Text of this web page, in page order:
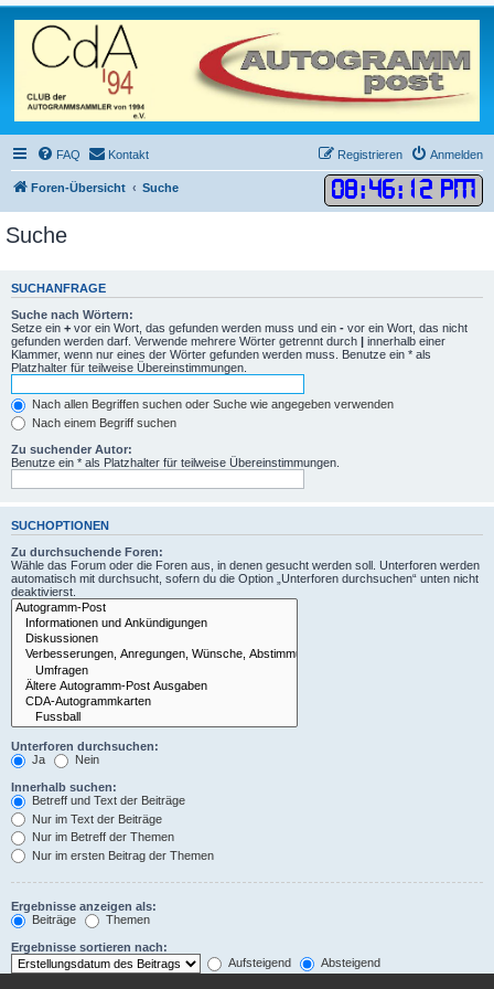
FAQ Kontakt Anmelden
Registrieren
Foren-Übersicht Suche 08:46: 12 PM
Suche
SUCHANFRAGE
Suche nach Wörtern:
Setze ein + vor ein Wort, das gefunden werden muss und ein - vor ein Wort, das nicht
gefunden werden darf. Verwende mehrere Wörter getrennt durch | innerhalb einer
Klammer, wenn nur eines der Wörter gefunden werden muss. Benutze ein * als
Platzhalter für teilweise Übereinstimmungen.
Nach allen Begriffen suchen oder Suche wie angegeben verwenden
Nach einem Begriff suchen
Zu suchender Autor:
Benutze ein * als Platzhalter für teilweise Übereinstimmungen.
SUCHOPTIONEN
Zu durchsuchende Foren:
Wähle das Forum oder die Foren aus, in denen gesucht werden soll. Unterforen werden
automatisch mit durchsucht, sofern du die Option „Unterforen durchsuchen“ unten nicht
deaktivierst.
Unterforen durchsuchen:
Ja
Nein
Innerhalb suchen:
Betreff und Text der Beiträge
Nur im Text der Beiträge
Nur im Betreff der Themen
Nur im ersten Beitrag der Themen
Ergebnisse anzeigen als:
Beiträge
Themen
Ergebnisse sortieren nach:
Aufsteigend
Absteigend